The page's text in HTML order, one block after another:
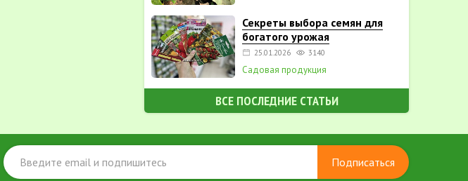
Секреты выбора семян для
богатого урожая
25.01.2026 3140
Садовая продукция
ВСЕ ПОСЛЕДНИЕ СТАТЬИ
Подписаться